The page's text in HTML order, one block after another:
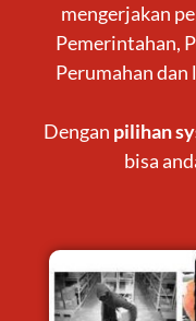
mengerjakan
Pemerintahan,
Perumahan
Dengan pilihan
bisa